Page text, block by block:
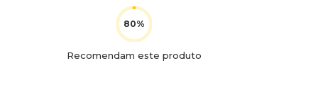
Recomendam este produto